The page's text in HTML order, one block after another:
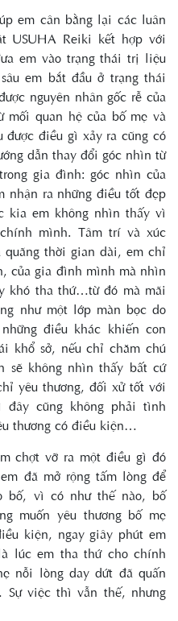
em cân bằng lại các luân
USUHA Reiki kết hợp với
em vào trạng thái trị liệu
em bắt đầu ở trạng thái
nguyên nhân gốc rễ của
mối quan hệ của bố mẹ và
được điều gì xảy ra cũng có
dẫn thay đổi góc nhìn từ
gia đình: góc nhìn của
nhận ra những điều tốt đẹp
kia em không nhìn thấy vì
mình. Tâm trí và xúc
thời gian dài, em chỉ
của gia đình mình mà nhìn
khó tha thứ…từ đó mà mãi
như một lớp màn bọc do
điều khác khiến con
khổ sở, nếu chỉ chăm chú
sẽ không nhìn thấy bất cứ
yêu thương, đối xử tốt với
cũng không phải tình
thương có điều kiện…
chợt vỡ ra một điều gì đó
đã mở rộng tấm lòng để
bố, vì có như thế nào, bố
muốn yêu thương bố mẹ
kiện, ngay giây phút em
lúc em tha thứ cho chính
nỗi lòng day dứt đã quấn
việc thì vẫn thế, nhưng